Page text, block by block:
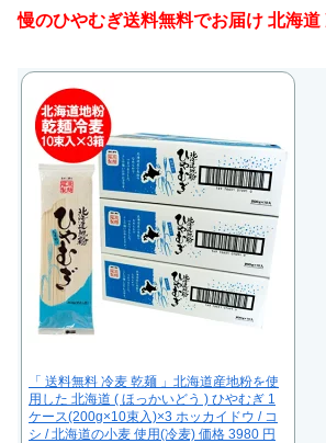
慢のひやむぎ送料無料でお届け 北海道
「 送料無料 冷麦 乾麺 」北海道産地粉を使
用した 北海道 ( ほっかいどう ) ひやむぎ 1
ケース(200g×10束入)×3 ホッカイドウ / コ
シ / 北海道の小麦 使用(冷麦) 価格 3980 円